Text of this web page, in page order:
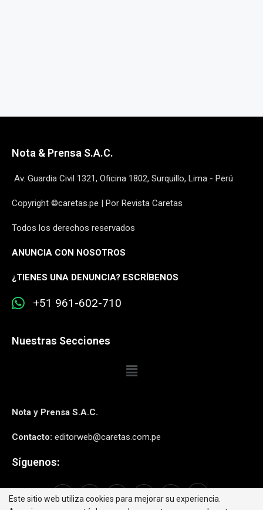
Nota & Prensa S.A.C.
Av. Guardia Civil 1321, Oficina 1802, Surquillo, Lima - Perú
Copyright ©caretas.pe | Por Revista Caretas
Todos los derechos reservados
ANUNCIA CON NOSOTROS
¿TIENES UNA DENUNCIA? ESCRÍBENOS
+51 961-602-710
Nuestras Secciones
Nota y Prensa S.A.C.
Contacto: editorweb@caretas.com.pe
Síguenos:
Este sitio web utiliza cookies para mejorar su experiencia.